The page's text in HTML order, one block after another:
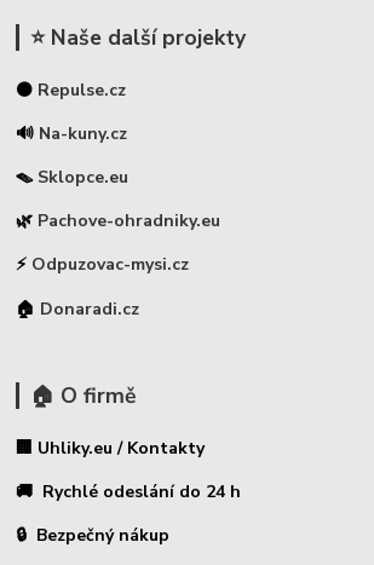
⭐ Naše další projekty
⚫ Repulse.cz
🔊 Na-kuny.cz
🪤 Sklopce.eu
🌿 Pachove-ohradniky.eu
⚡ Odpuzovac-mysi.cz
🏠 Donaradi.cz
🏠 O firmě
🏢 Uhliky.eu / Kontakty
🚚 Rychlé odeslání do 24 h
🔒 Bezpečný nákup